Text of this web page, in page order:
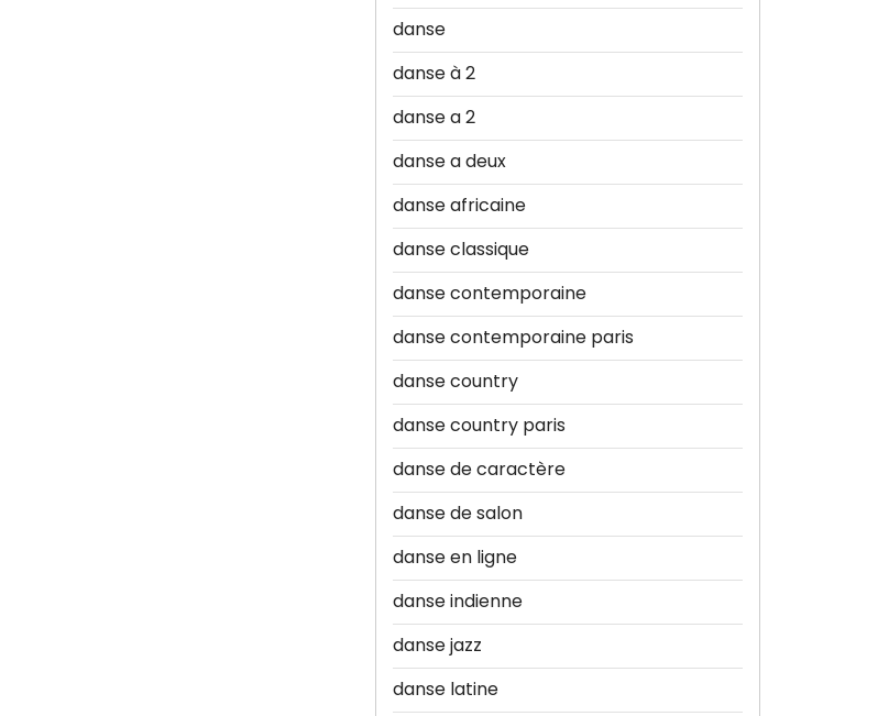
danse
danse à 2
danse a 2
danse a deux
danse africaine
danse classique
danse contemporaine
danse contemporaine paris
danse country
danse country paris
danse de caractère
danse de salon
danse en ligne
danse indienne
danse jazz
danse latine